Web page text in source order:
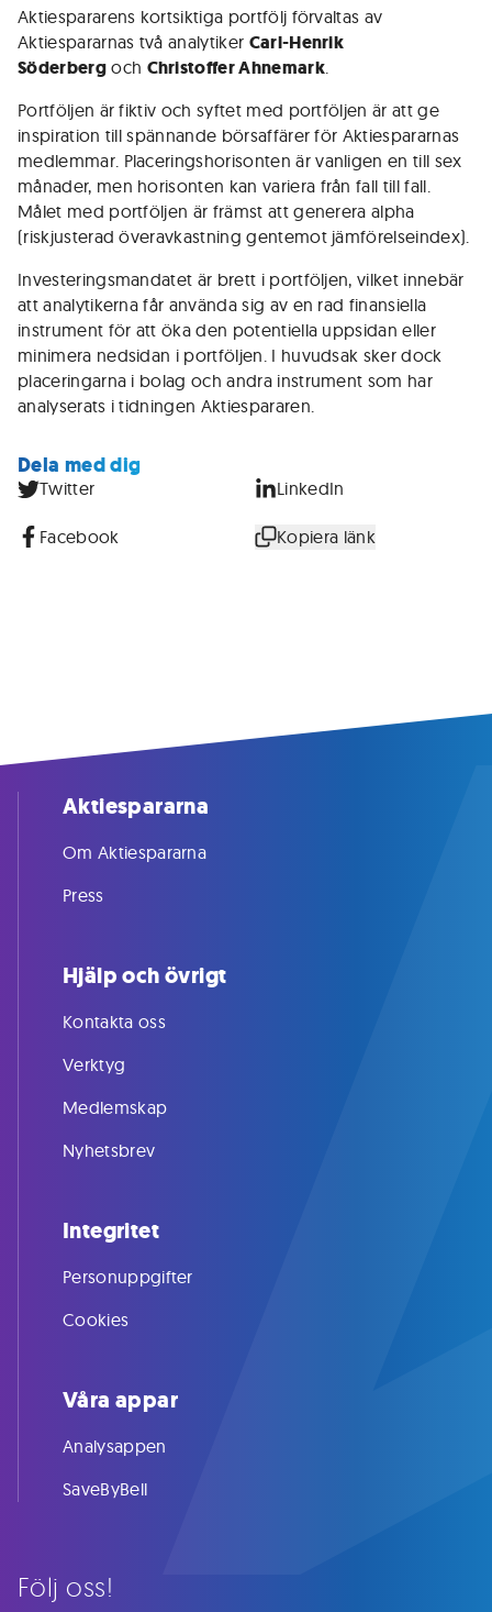
Aktiespararens kortsiktiga portfölj förvaltas av
Aktiespararnas två analytiker Carl-Henrik
Söderbergoch Christoffer Ahnemark.
Portföljen är fiktiv och syftet med portföljen är att ge
inspiration till spännande börsaffärer för Aktiespararnas
medlemmar. Placeringshorisonten är vanligen en till sex
månader, men horisonten kan variera från fall till fall.
Målet med portföljen är främst att generera alpha
(riskjusterad överavkastning gentemot jämförelseindex).
Investeringsmandatet är brett i portföljen, vilket innebär
att analytikerna får använda sig av en rad finansiella
instrument för att öka den potentiella uppsidan eller
minimera nedsidan i portföljen. I huvudsak sker dock
placeringarna i bolag och andra instrument som har
analyserats i tidningen Aktiespararen.
Dela med dig
Twitter LinkedIn
Facebook Kopiera länk
Följ oss!
Aktiespararna
Om Aktiespararna
Press
Hjälp och övrigt
Kontakta oss
Verktyg
Medlemskap
Nyhetsbrev
Integritet
Personuppgifter
Cookies
Våra appar
Analysappen
SaveByBell